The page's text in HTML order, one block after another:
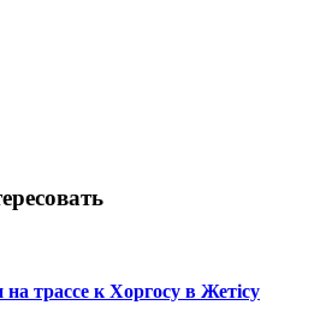
трассе к Хоргосу в Жетісу